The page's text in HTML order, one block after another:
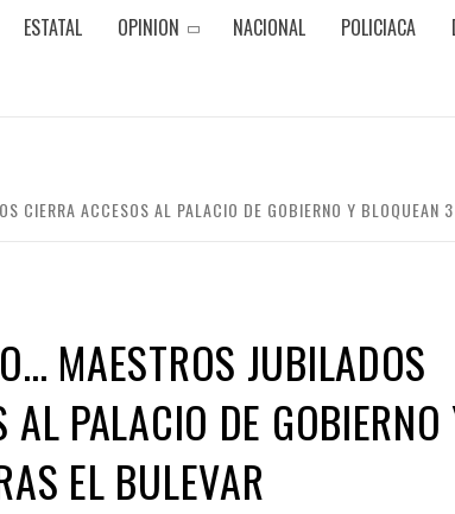
ESTATAL OPINION NACIONAL POLICIACA
CIERRA ACCESOS AL PALACIO DE GOBIERNO Y BLOQUEAN
MAESTROS JUBILADOS
AL PALACIO DE GOBIERNO
EL BULEVAR